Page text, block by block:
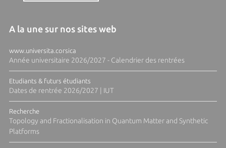
A la une sur nos sites web
www.universita.corsica
Année universitaire 2026/2027 - Calendrier des rentrées
Etudiants & futurs étudiants
Dates de rentrée 2026/2027 | IUT
Recherche
Topology and Fractionalisation in Quantum Matter and Synthetic
Platforms